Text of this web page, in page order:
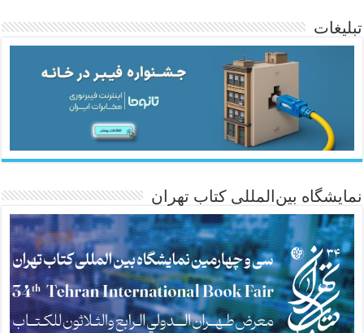
ئاژانسی هەواڵی مێهر
تبلیغات
نمایشگاه بین‌المللی کتاب تهران